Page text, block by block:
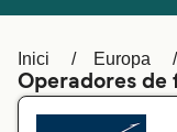
Україна
المغرب
Inici Europa
Operadores